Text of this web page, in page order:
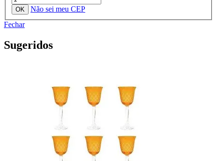
Não sei meu CEP
Fechar
Sugeridos